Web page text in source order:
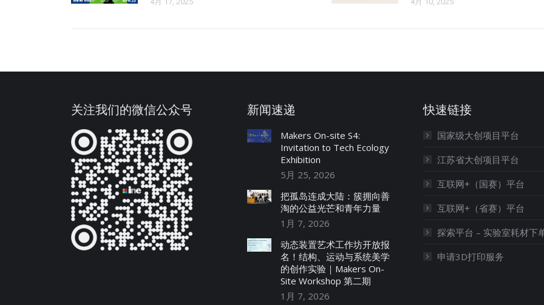
关注我们的微信公众号 新闻速递
Makers On-site S4:
Invitation to Tech Ecology
Exhibition
5月 25, 2026
把孤岛连成大陆：簇拥向善
淘的公益光芒和青年力量
1月 7, 2026
动态装置艺术工作坊开放报
名！结构、运动与系统美学
的创作实验｜Makers On-
Site Workshop 第二期
1月 7, 2026
快速链接
国家级大创项目平台
江苏省大创项目平台
互联网+（国赛）平台
互联网+（省赛）平台
探索平台 – 实验室耗材下
申请3D打印服务